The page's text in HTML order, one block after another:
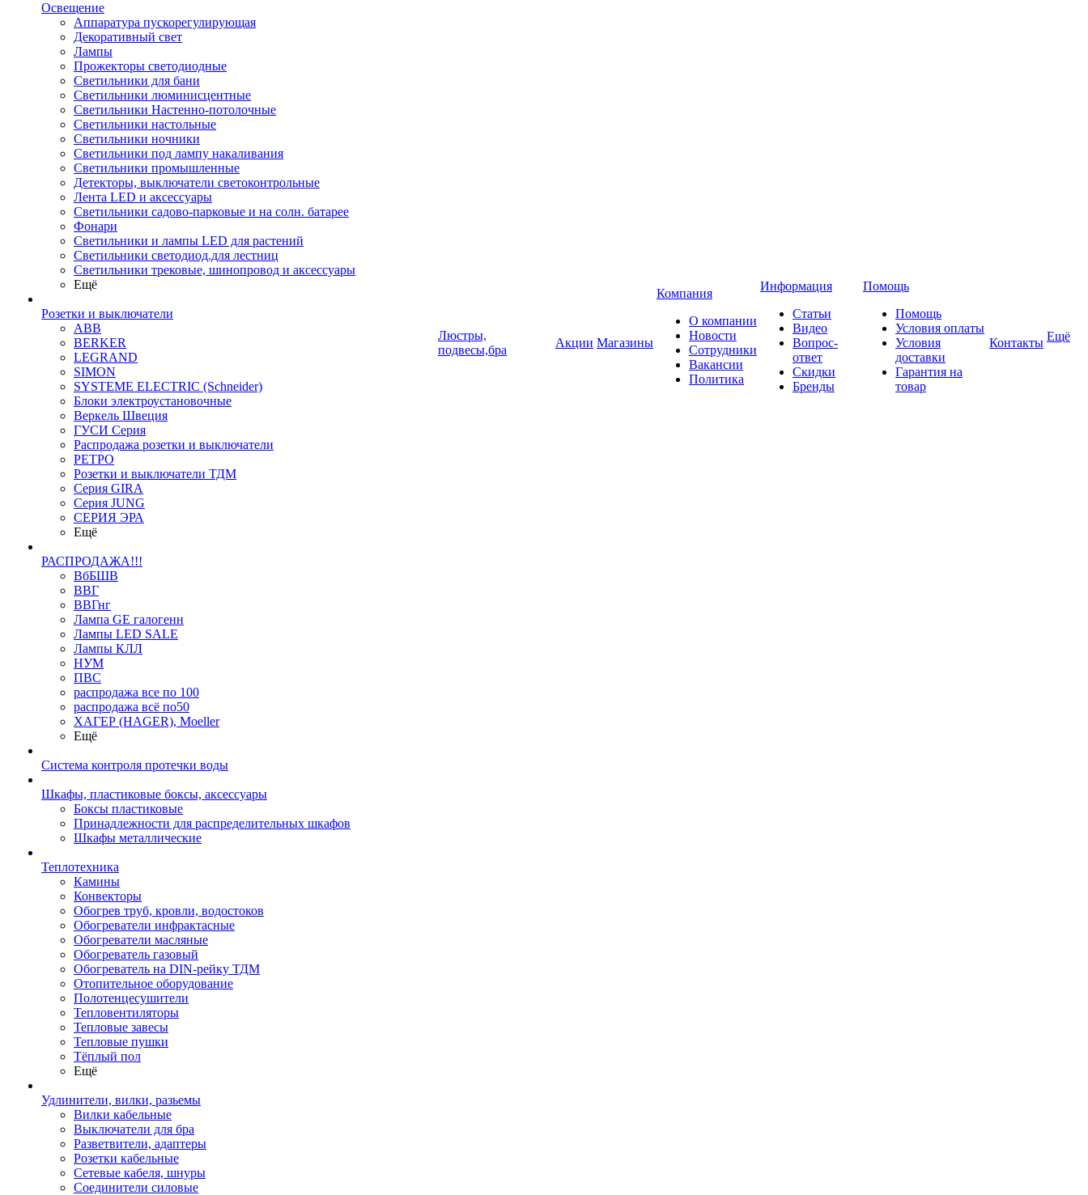
Освещение
Аппаратура пускорегулирующая
Декоративный свет
Лампы
Прожекторы светодиодные
Светильники для бани
Светильники люминисцентные
Светильники Настенно-потолочные
Светильники настольные
Светильники ночники
Светильники под лампу накаливания
Светильники промышленные
Детекторы, выключатели светоконтрольные
Лента LED и аксессуары
Светильники садово-парковые и на солн. батарее
Фонари
Светильники и лампы LED для растений
Светильники светодиод.для лестниц
Светильники трековые, шинопровод и аксессуары
Ещё
Розетки и выключатели
ABB
BERKER
LEGRAND
SIMON
SYSTEME ELECTRIC (Schneider)
Блоки электроустановочные
Веркель Швеция
ГУСИ Серия
Распродажа розетки и выключатели
РЕТРО
Розетки и выключатели ТДМ
Серия GIRA
Серия JUNG
СЕРИЯ ЭРА
Ещё
РАСПРОДАЖА!!!
ВбБШВ
ВВГ
ВВГнг
Лампа GE галогенн
Лампы LED SALE
Лампы КЛЛ
НУМ
ПВС
распродажа все по 100
распродажа всё по50
ХАГЕР (HAGER), Moeller
Ещё
Система контроля протечки воды
Шкафы, пластиковые боксы, аксессуары
Боксы пластиковые
Принадлежности для распределительных шкафов
Шкафы металлические
Теплотехника
Камины
Конвекторы
Обогрев труб, кровли, водостоков
Обогреватели инфрактасные
Обогреватели масляные
Обогреватель газовый
Обогреватель на DIN-рейку ТДМ
Отопительное оборудование
Полотенцесушители
Тепловентиляторы
Тепловые завесы
Тепловые пушки
Тёплый пол
Ещё
Удлинители, вилки, разьемы
Вилки кабельные
Выключатели для бра
Разветвители, адаптеры
Розетки кабельные
Сетевые кабеля, шнуры
Соединители силовые
Люстры,
подвесы,бра
Акции Магазины
Компания
О компании
Новости
Сотрудники
Вакансии
Политика
Информация
Статьи
Видео
Вопрос-
ответ
Скидки
Бренды
Помощь
Помощь
Условия оплаты
Условия
доставки
Гарантия на
товар
Контакты Ещё